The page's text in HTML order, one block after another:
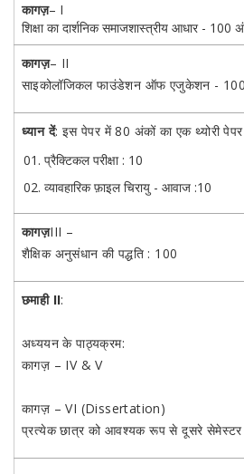
कागज़– I
शिक्षा का दार्शनिक समाजशास्त्रीय आधार - 100
कागज़– II
साइकोलॉजिकल फाउंडेशन ऑफ एजुकेशन - 100
ध्यान दें: इस पेपर में 80 अंकों का एक थ्योरी पेपर
प्रैक्टिकल परीक्षा : 10
व्यावहारिक फ़ाइल चिरायु - आवाज :10
कागज़III –
शैक्षिक अनुसंधान की पद्धति : 100
छमाही II:
अध्ययन के पाठ्यक्रम:
कागज़ – IV & V
कागज़ – VI (Dissertation)
प्रत्येक छात्र को आवश्यक रूप से दूसरे सेमेस्टर